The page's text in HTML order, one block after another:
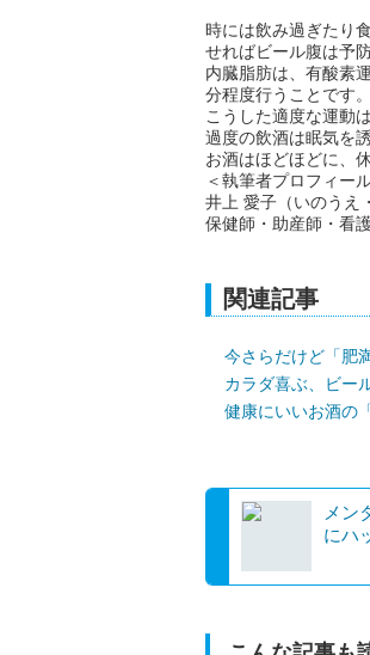
時には飲み過ぎたり
せればビール腹は予
内臓脂肪は、有酸素
分程度行うことです。
こうした適度な運動
過度の飲酒は眠気を
お酒はほどほどに、
＜執筆者プロフィー
井上 愛子（いのうえ
保健師・助産師・看
関連記事
今さらだけど「肥
カラダ喜ぶ、ビー
健康にいいお酒の
メン
にハ